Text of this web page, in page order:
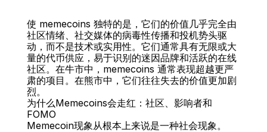
使 memecoins 独特的是，它们的价值几乎完全由
社区情绪、社交媒体的病毒性传播和投机势头驱
动，而不是技术或实用性。它们通常具有无限或大
量的代币供应，易于识别的迷因品牌和活跃的在线
社区。在牛市中，memecoins 通常表现超越更严
肃的项目。在熊市中，它们往往失去的价值更加剧
烈。
为什么Memecoins会走红：社区、影响者和
FOMO
Memecoin现象从根本上来说是一种社会现象。